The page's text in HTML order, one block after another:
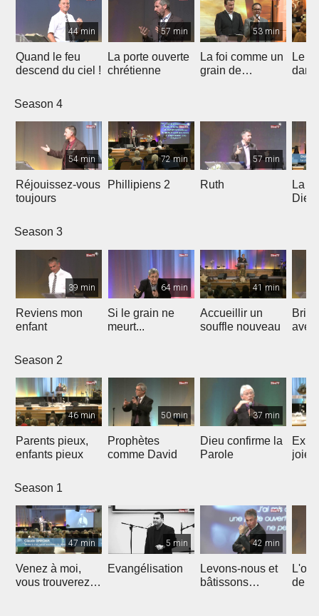
44 min
Quand le feu
descend du ciel !
57 min
La porte ouverte
chrétienne
53 min
La foi comme un
grain de
Le
Season 4
54 min
Réjouissez-vous
toujours
72 min
Phillipiens 2
57 min
Ruth
La
Dieu
Season 3
39 min
Reviens mon
enfant
64 min
Si le grain ne
meurt...
41 min
Accueillir un
souffle nouveau
Season 2
46 min
Parents pieux,
enfants pieux
50 min
Prophètes
comme David
37 min
Dieu confirme la
Parole
joie
Season 1
47 min
Venez à moi,
vous trouverez
5 min
Evangélisation
42 min
Levons-nous et
bâtissons
de